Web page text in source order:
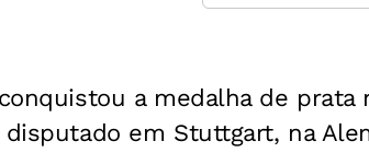
a medalha de
em Stuttgart, na